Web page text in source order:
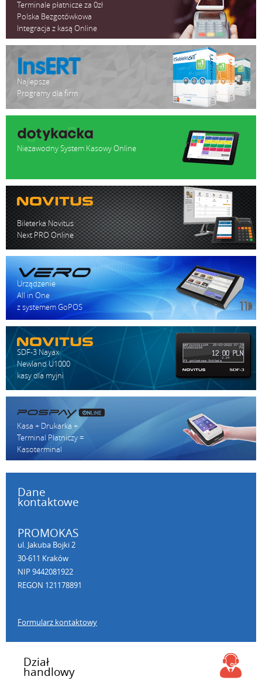
Terminale płatnicze za 0zł
Polska Bezgotówkowa
Integracja z kasą Online
Najlepsze
Programy dla firm
Niezawodny System Kasowy Online
Bileterka Novitus
Next PRO Online
Urządzenie
All in One
z systemem GoPOS
SDF-3 Nayax
Newland U1000
kasy dla myjni
Kasa + Drukarka +
Terminal Płatniczy =
Kasoterminal
Dane
kontaktowe
PROMOKAS
ul. Jakuba Bojki 2
30-611 Kraków
NIP 9442081922
REGON 121178891
Formularz kontaktowy
Dział
handlowy